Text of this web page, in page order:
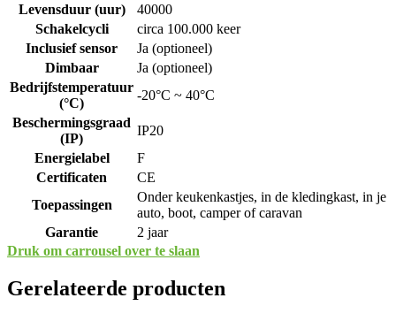
Levensduur (uur)
40000
Schakelcycli
circa 100.000 keer
Inclusief sensor
Ja (optioneel)
Dimbaar
Ja (optioneel)
Bedrijfstemperatuur
(°C)
-20°C ~ 40°C
Beschermingsgraad
(IP)
IP20
Energielabel
F
Certificaten
CE
Toepassingen
Onder keukenkastjes, in de kledingkast, in je
auto, boot, camper of caravan
Garantie
2 jaar
Druk om carrousel over te slaan
Gerelateerde producten